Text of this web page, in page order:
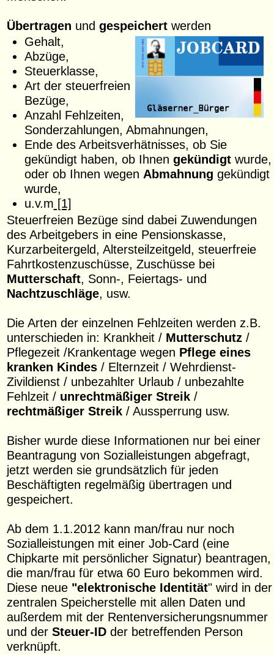
Übertragen undgespeichert werden
Gehalt,
Abzüge,
Steuerklasse,
Art der steuerfreien
Bezüge,
Anzahl Fehlzeiten,
Sonderzahlungen, Abmahnungen,
Ende des Arbeitsverhätnisses, ob Sie
gekündigt haben, ob Ihnen gekündigtwurde,
oder ob Ihnen wegen Abmahnung gekündigt
wurde,
u.v.m [1]
Steuerfreien Bezüge sind dabei Zuwendungen
des Arbeitgebers in eine Pensionskasse,
Kurzarbeitergeld, Altersteilzeitgeld, steuerfreie
Fahrtkostenzuschüsse, Zuschüsse bei
Mutterschaft , Sonn-, Feiertags- und
Nachtzuschläge , usw.
Die Arten der einzelnen Fehlzeiten werden z.B.
unterschieden in: Krankheit / Mutterschutz /
Pflegezeit /Krankentage wegen Pflege eines
kranken Kindes / Elternzeit / Wehrdienst-
Zivildienst / unbezahlter Urlaub / unbezahlte
Fehlzeit / unrechtmäßiger Streik /
rechtmäßiger Streik / Aussperrung usw.
Bisher wurde diese Informationen nur bei einer
Beantragung von Sozialleistungen abgefragt,
jetzt werden sie grundsätzlich für jeden
Beschäftigten regelmäßig übertragen und
gespeichert.
Ab dem 1.1.2012 kann man/frau nur noch
Sozialleistungen mit einer Job-Card (eine
Chipkarte mit persönlicher Signatur) beantragen,
die man/frau für etwa 60 Euro bekommen wird.
Diese neue "elektronische Identität" wird in der
zentralen Speicherstelle mit allen Daten und
außerdem mit der Rentenversicherungsnummer
und der Steuer-ID der betreffenden Person
verknüpft.